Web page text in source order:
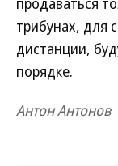
трибунах, для
дистанции,
порядке.
Антон Антонов